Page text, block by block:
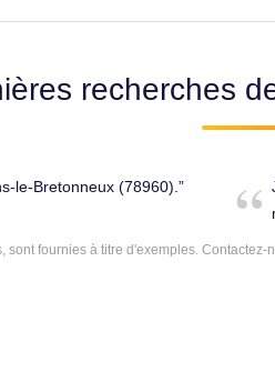
recherches
le-Bretonneux (78960).
sont fournies à titre d'exemples. Contactez-